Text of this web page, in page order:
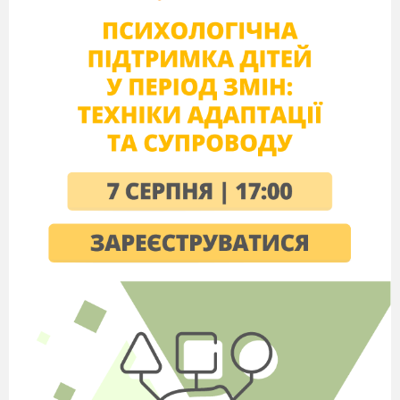
Це чудова шведська письменниця, яка прожила
95 років. Її називали «Андерсеном наших днів».
Вона написала багато захоплюючих книг, які
перекладено багатьма мовами. За твори для
дітей отримала Золоту медаль ім.
Г.К.Андерсена.
Дуже сподобався дітям веселий Карлсон і
дотепний Малюк! Ця дитяча захопленість
героями надихала письменника продовжувати
творити історію про Карлсона й Малюка. Тому
вона видала аж три повісті про їхні пригоди…
V.Оголошення теми уроку
з казки «Про Карлсона, що живе на даху»
VI.Опрацювання уривка казки Астрід Ліндгрен
«Про Карлсона, що живе на даху»
1.Читання колонок слів, що зустрічаються в
тексті у повільному, середньому та швидкому
темпі. Пояснення незрозумілих слів